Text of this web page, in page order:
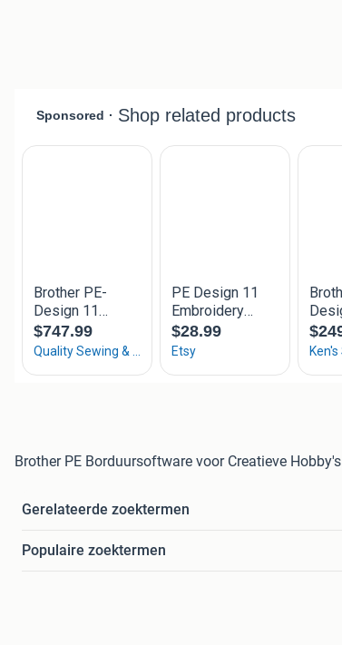
Brother PE Borduursoftware voor Creatieve Hobby's
Gerelateerde zoektermen
Populaire zoektermen